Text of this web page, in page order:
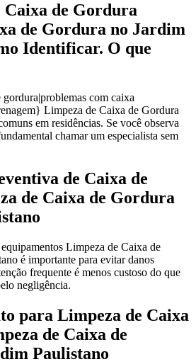
de Gordura
de Gordura no Jardim
Identificar. O que
com caixa
Limpeza de Caixa de Gordura
em residências. Se você observa
chamar um especialista sem
de Caixa de
de Caixa de Gordura
Limpeza de Caixa de
é importante para evitar danos
frequente é menos custoso do que
negligência.
para Limpeza de Caixa
de Caixa de
Paulistano